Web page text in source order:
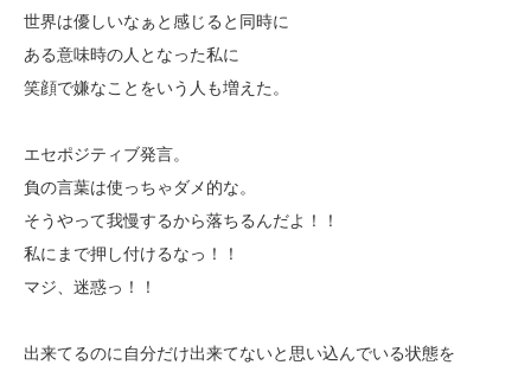
世界は優しいなぁと感じると同時に
ある意味時の人となった私に
笑顔で嫌なことをいう人も増えた。
エセポジティブ発言。
負の言葉は使っちゃダメ的な。
そうやって我慢するから落ちるんだよ！！
私にまで押し付けるなっ！！
マジ、迷惑っ！！
出来てるのに自分だけ出来てないと思い込んでいる状態を